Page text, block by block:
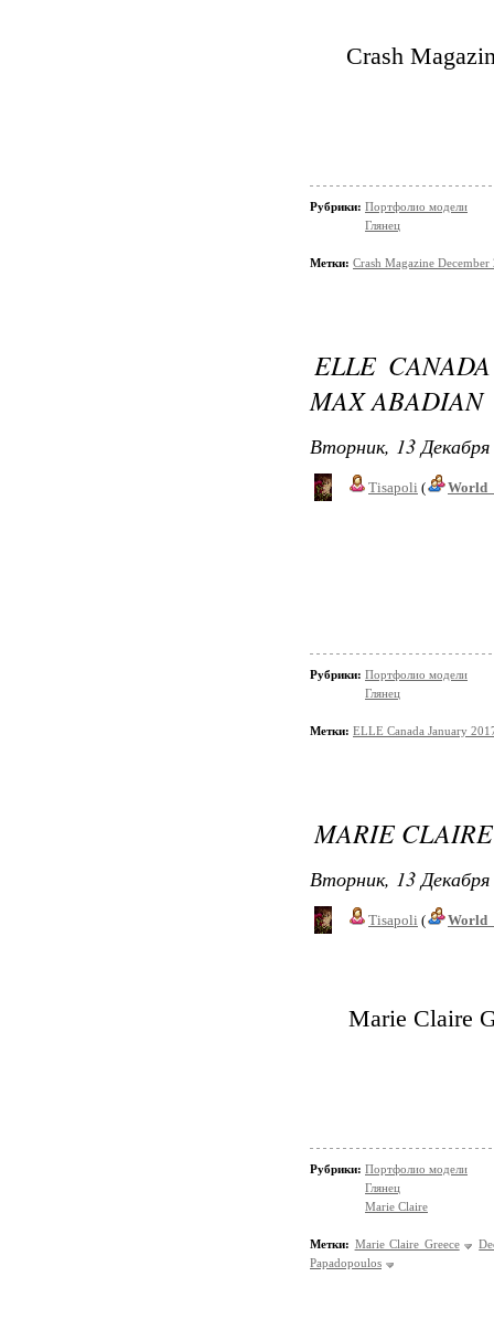
Crash
Рубрики: Портфолио модели
Глянец
Метки: Crash Magazine December
ELLE
MAX ABADIAN
Вторник, 13
Tisapoli (
Рубрики: Портфолио модели
Глянец
Метки: ELLE Canada January
MARIE
Вторник, 13
Tisapoli (
Marie Claire
Рубрики: Портфолио модели
Глянец
Marie Claire
Метки: Marie Claire Greece
Papadopoulos